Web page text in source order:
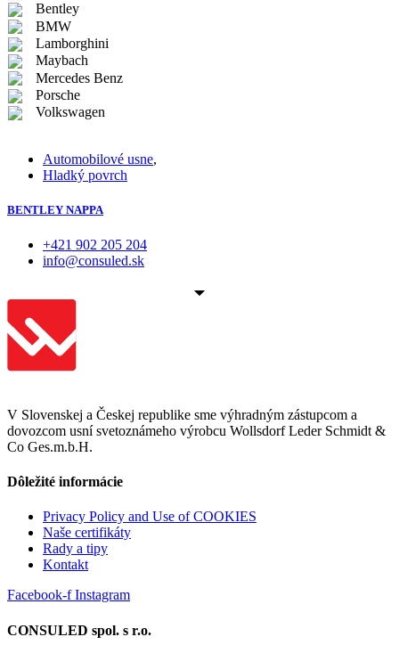
Bentley
BMW
Lamborghini
Maybach
Mercedes Benz
Porsche
Volkswagen
Automobilové usne,
Hladký povrch
BENTLEY NAPPA
+421 902 205 204
info@consuled.sk
V Slovenskej a Českej republike sme výhradným zástupcom a
dovozcom usní svetoznámeho výrobcu Wollsdorf Leder Schmidt &
Co Ges.m.b.H.
Dôležité informácie
Privacy Policy and Use of COOKIES
Naše certifikáty
Rady a tipy
Kontakt
Facebook-f Instagram
CONSULED spol. s r.o.